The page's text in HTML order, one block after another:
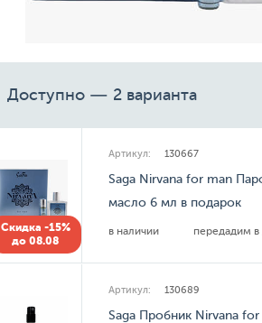
Доступно — 2 варианта
Скидка -15%
до 08.08
Артикул: 130667
Saga Nirvana for man
масло 6 мл в подарок
в наличии передадим в
Артикул: 130689
Saga Пробник Nirvana